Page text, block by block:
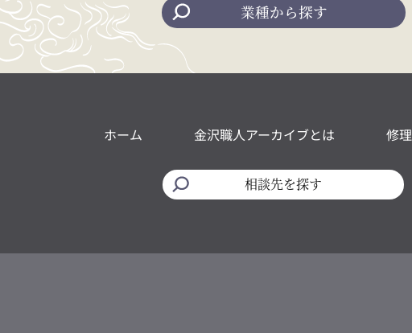
業種から探す
ホーム 金沢職人アーカイブとは 修
相談先を探す